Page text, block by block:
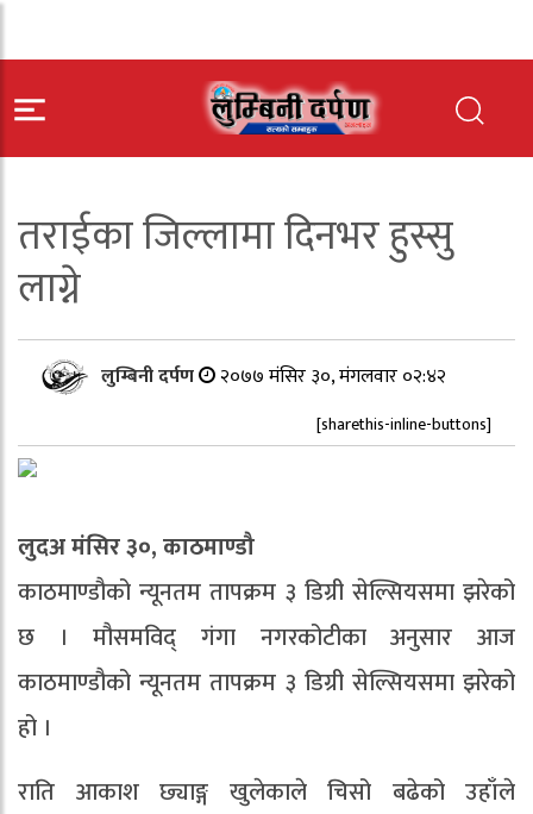
तराईका जिल्लामा दिनभर हुस्सु
लाग्ने
लुम्बिनी दर्पण २०७७ मंसिर ३०, मंगलवार ०२:४२
[sharethis-inline-buttons]
लुदअ मंसिर ३०, काठमाण्डौ
काठमाण्डौको न्यूनतम तापक्रम ३ डिग्री सेल्सियसमा झरेको
छ । मौसमविद् गंगा नगरकोटीका अनुसार आज
काठमाण्डौको न्यूनतम तापक्रम ३ डिग्री सेल्सियसमा झरेको
हो ।
राति आकाश छ्याङ्ग खुलेकाले चिसो बढेको उहाँले